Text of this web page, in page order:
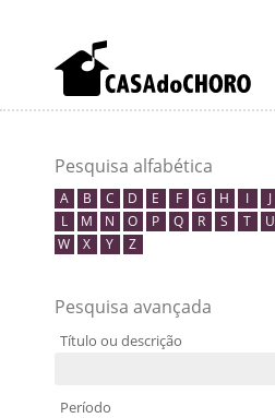
Pesquisa alfabética
A B C D E F G H I J
L
M N O P Q R S T U
W
X Y Z
Pesquisa avançada
Título ou descrição
Período